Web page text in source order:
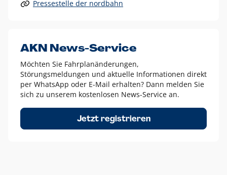
Alle anderen Logo-Varianten dürfen nur in Ausnahmefällen
Diese Ausnahmen sind zum Beispiel:
dem AKN Blau,
weißes Logo auf Fotohintergründen,
schwarzes Logo für reine Schwarz-Weiß-Umsetzungen
Um das Logo herum muss ein Schutzraum von jeweils einer
Höhe bzw. Breite des N aus AKN in alle Richtungen
Pressestelle der nordbahn
AKN News-Service
Möchten Sie Fahrplanänderungen,
Störungsmeldungen und aktuelle Informationen direkt
per WhatsApp oder E-Mail erhalten? Dann melden Sie
sich zu unserem kostenlosen News-Service an.
Jetzt registrieren